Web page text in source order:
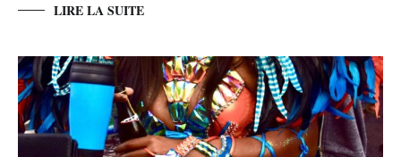
LIRE LA SUITE